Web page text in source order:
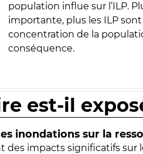
population influe sur l’ILP.
importante, plus les ILP
concentration de la
conséquence.
est-il
inondations sur la
des impacts significatifs